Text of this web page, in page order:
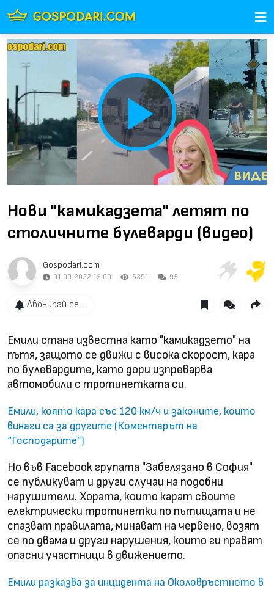
Play
Video
Нови "камикадзета" летят по
столичните булеварди (видео)
Gospodari.com
01.09.2022 15:00 5391 95
Абонирай се...
Емили стана известна като "камикадзето" на
пътя, защото се движи с висока скорост, кара
по булевардите, като дори изпреварва
автомобили с тротинетката си.
Емили, която кара със 120 км/ч и законите, които
винаги са за другите (Коментарът на
“Господарите”)
Но във Facebook групата "Забелязано в София"
се публикуват и други случаи на подобни
нарушители. Хората, които карат своите
електрически тротинетки по пътищата и не
спазват правилата, минават на червено, возят
се по двама и други нарушения, които ги правят
опасни участници в движението.
Емили разказва за инцидента на Околовръстното в